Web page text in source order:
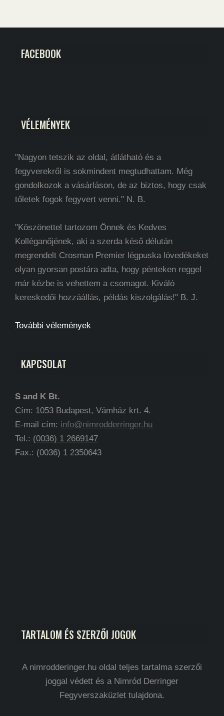
FACEBOOK
VÉLEMÉNYEK
"Nagyon tetszik az oldal, átlátható és a
fegyverekről is sokmindent megtudhattam. Még
gondolkozok a vásárláson, de az biztos, hogy csak
tőletek fogok fegyvert venni." N. B.
"Köszönettel tartozom Önnek és Kedves
Kolléganőjének, aki a szerda késő délután
megrendelt Crosman Premier légpuska lövedékeket
olyan gyorsan postára adta, hogy pénteken reggel
már kézbe is vehettem a csomagot. Kiváló
kereskedői hozzáállás, példás kiszolgálás!" B. J.
További vélemények
KAPCSOLAT
S and K Bt.
Cím: 1053 Budapest, Vámház krt. 4.
E-mail cím: info@nimrodderringer.hu
Tel.: (0036) 1 2669147
Fax.: (0036) 1 2350643
TARTALOM ÉS SZERZŐI JOGOK
A nimrodderinger.hu oldal teljes tartalma szerzői
joggal védett és a Nimród Derringer
Fegyverszaküzlet tulajdona.